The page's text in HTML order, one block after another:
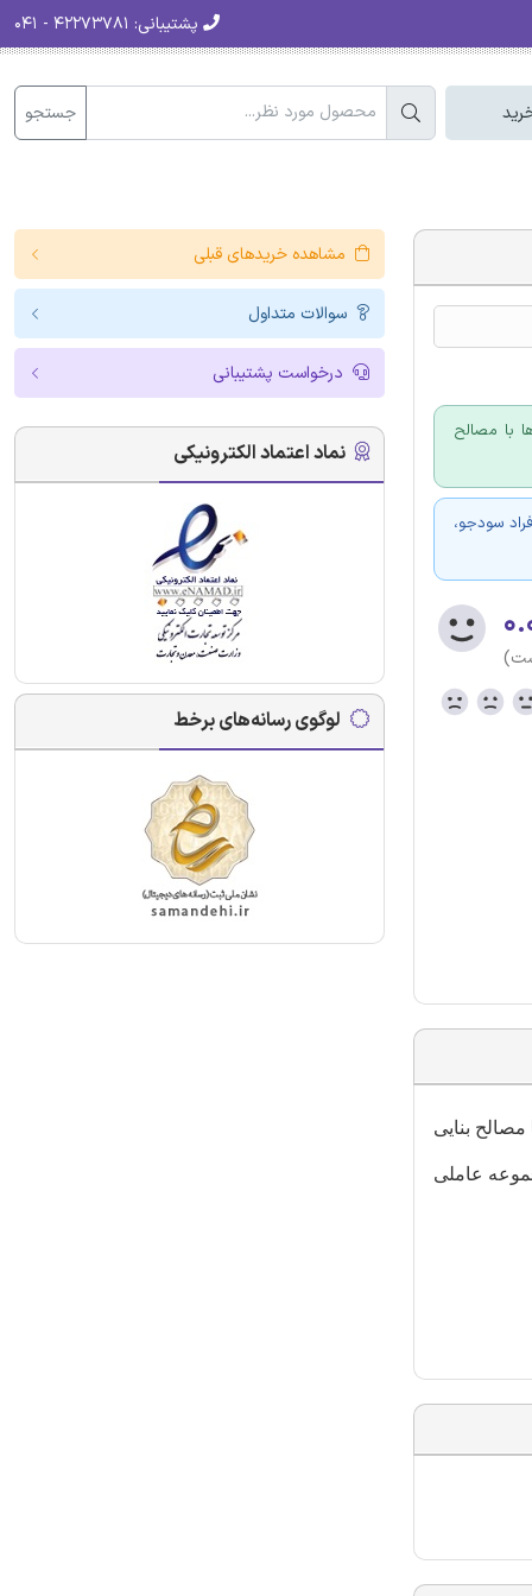
پشتیبانی:
جستجو
اجرای ساختمان ها با مصالح
سودجو،
بنایی
عاملی
مشاهده خریدهای قبلی
سوالات متداول
درخواست پشتیبانی
نماد اعتماد الکترونیکی
لوگوی رسانه‌های برخط